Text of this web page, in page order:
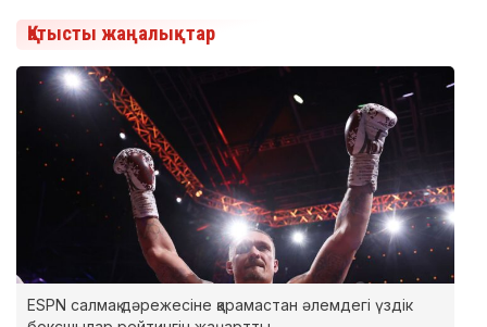
Қатысты жаңалықтар
ESPN салмақ дәрежесіне қарамастан әлемдегі үздік